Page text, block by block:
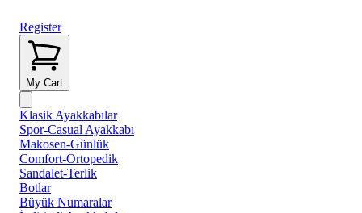
Register
My Cart
Klasik Ayakkabılar
Spor-Casual Ayakkabı
Makosen-Günlük
Comfort-Ortopedik
Sandalet-Terlik
Botlar
Büyük Numaralar